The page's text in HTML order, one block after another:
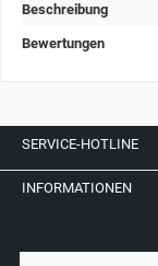
Beschreibung
Bewertungen
SERVICE-HOTLINE
INFORMATIONEN